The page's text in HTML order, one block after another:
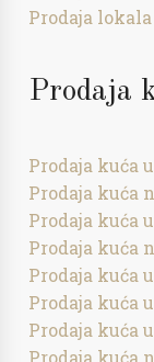
Prodaja
Prodaja
Prodaja kuća
Prodaja kuća
Prodaja kuća
Prodaja kuća
Prodaja kuća
Prodaja kuća
Prodaja kuća
Prodaja kuća